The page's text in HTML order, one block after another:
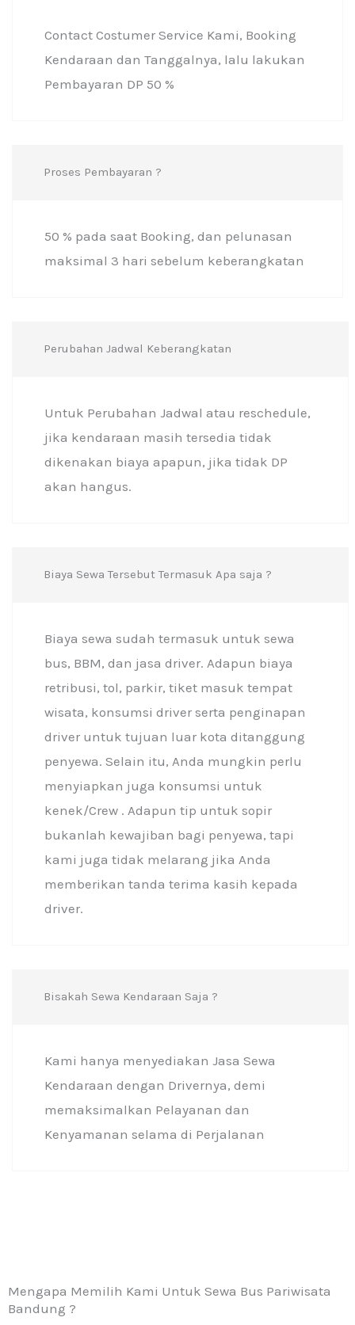
Contact Costumer Service Kami, Booking
Kendaraan dan Tanggalnya, lalu lakukan
Pembayaran DP 50 %
Proses Pembayaran ?
50 % pada saat Booking, dan pelunasan
maksimal 3 hari sebelum keberangkatan
Perubahan Jadwal Keberangkatan
Untuk Perubahan Jadwal atau reschedule,
jika kendaraan masih tersedia tidak
dikenakan biaya apapun, jika tidak DP
akan hangus.
Biaya Sewa Tersebut Termasuk Apa saja ?
Biaya sewa sudah termasuk untuk sewa
bus, BBM, dan jasa driver. Adapun biaya
retribusi, tol, parkir, tiket masuk tempat
wisata, konsumsi driver serta penginapan
driver untuk tujuan luar kota ditanggung
penyewa. Selain itu, Anda mungkin perlu
menyiapkan juga konsumsi untuk
kenek/Crew . Adapun tip untuk sopir
bukanlah kewajiban bagi penyewa, tapi
kami juga tidak melarang jika Anda
memberikan tanda terima kasih kepada
driver.
Bisakah Sewa Kendaraan Saja ?
Kami hanya menyediakan Jasa Sewa
Kendaraan dengan Drivernya, demi
memaksimalkan Pelayanan dan
Kenyamanan selama di Perjalanan
Mengapa Memilih Kami Untuk Sewa Bus Pariwisata
Bandung ?